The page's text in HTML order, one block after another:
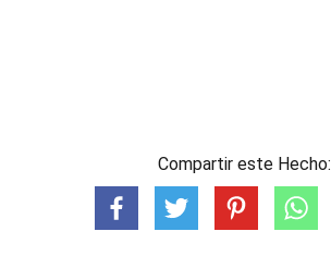
Compartir este Hecho: